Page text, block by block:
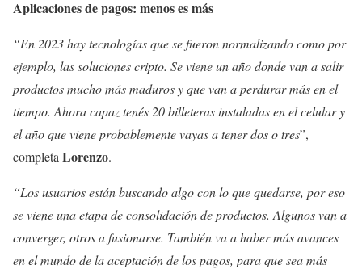
Aplicaciones de pagos: menos es más
“En 2023 hay tecnologías que se fueron normalizando como por
ejemplo, las soluciones cripto. Se viene un año donde van a salir
productos mucho más maduros y que van a perdurar más en el
tiempo. Ahora capaz tenés 20 billeteras instaladas en el celular y
el año que viene probablemente vayas a tener dos o tres”,
completaLorenzo.
“Los usuarios están buscando algo con lo que quedarse, por eso
se viene una etapa de consolidación de productos. Algunos van a
converger, otros a fusionarse. También va a haber más avances
en el mundo de la aceptación de los pagos, para que sea más